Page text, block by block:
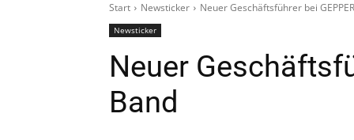
Start Newsticker Neuer Geschäftsführer bei
Newsticker
Neuer
Band